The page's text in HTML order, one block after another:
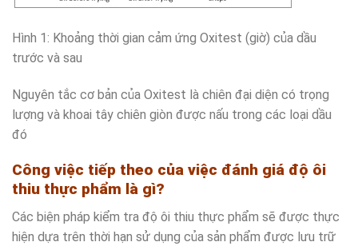
Hình 1: Khoảng thời gian cảm ứng Oxitest (giờ) của dầu
trước và sau
Nguyên tắc cơ bản của Oxitest là chiên đại diện có trọng
lượng và khoai tây chiên giòn được nấu trong các loại dầu
đó
Công việc tiếp theo của việc đánh giá độ ôi
thiu thực phẩm là gì?
Các biện pháp kiểm tra độ ôi thiu thực phẩm sẽ được thực
hiện dựa trên thời hạn sử dụng của sản phẩm được lưu trữ